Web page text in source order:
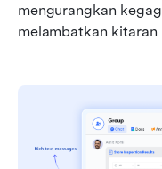
mengurangkan
melambatkan